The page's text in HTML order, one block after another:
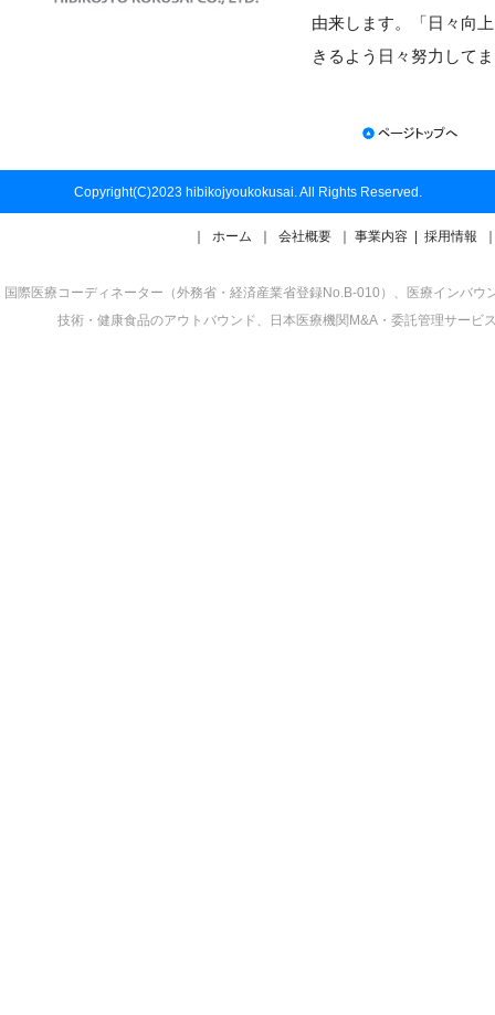
由来します。「日々向
きるよう日々努力して
Copyright(C)2023 hibikojyoukokusai. All Rights Reserved.
ホーム 会社概要 事業内容 採用情報
国際医療コーディネーター（外務省・経済産業省登録No.B-010）、医療インバ
技術・健康食品のアウトバウンド、日本医療機関M&A・委託管理サー